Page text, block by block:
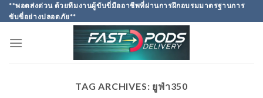
Skip
to
**พอตส่งด่วน ด้วยทีมงานผู้ขับขี่มืออาชีพที่ผ่านการฝึกอบรมมาตรฐานการ
ขับขี่อย่างปลอดภัย**
TAG ARCHIVES: ยูฟ่า350